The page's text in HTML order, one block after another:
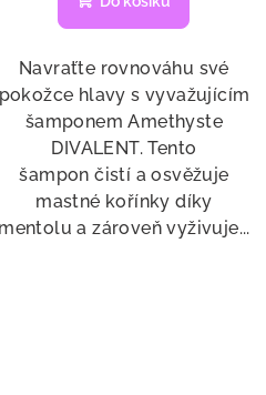
Navraťte rovnováhu své
pokožce hlavy s vyvažujícím
šamponem Amethyste
DIVALENT. Tento
šampon čistí a osvěžuje
mastné kořínky díky
mentolu a zároveň vyživuje...